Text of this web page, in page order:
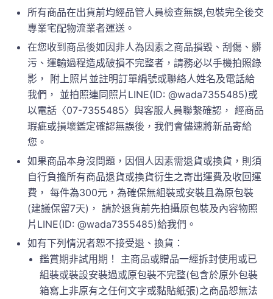
所有商品在出貨前均經品管人員檢查無誤,包裝完全後交
專業宅配物流業者運送。
在您收到商品後如因非人為因素之商品損毀、刮傷、髒
污、運輸過程造成破損不完整者，請務必以手機拍照錄
影， 附上照片並註明訂單編號或聯絡人姓名及電話給
我們， 並拍照連同照片LINE(ID: @wada7355485)或
以電話〈07-7355485〉與客服人員聯繫確認， 經商品
瑕疵或損壞鑑定確認無誤後，我們會儘速將新品寄給
您。
如果商品本身沒問題，因個人因素需退貨或換貨，則須
自行負擔所有商品退貨或換貨衍生之寄出運費及收回運
費， 每件為300元，為確保無組裝或安裝且為原包裝
(建議保留7天)， 請於退貨前先拍攝原包裝及內容物照
片LINE(ID: @wada7355485)給我們。
如有下列情況者恕不接受退、換貨：
鑑賞期非試用期！ 主商品或贈品一經拆封使用或已
組裝或裝設安裝過或原包裝不完整(包含於原外包裝
箱寫上非原有之任何文字或黏貼紙張)之商品恕無法